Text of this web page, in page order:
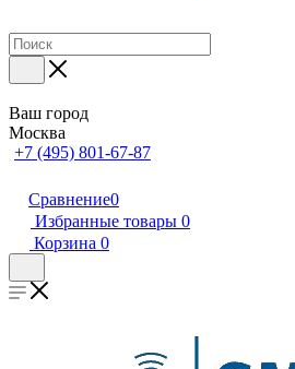
Ваш город
Москва
+7 (495) 801-67-87
Сравнение0
Избранные товары 0
Корзина 0